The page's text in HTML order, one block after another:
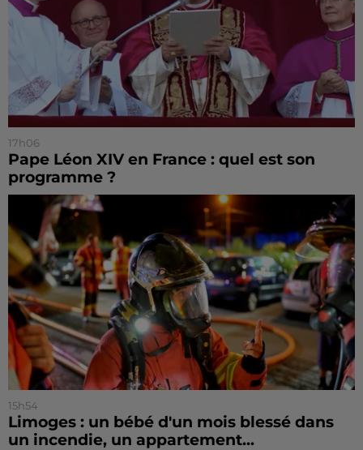
17h06
Pape Léon XIV en France : quel est son
programme ?
15h54
Limoges : un bébé d'un mois blessé dans
un incendie, un appartement...